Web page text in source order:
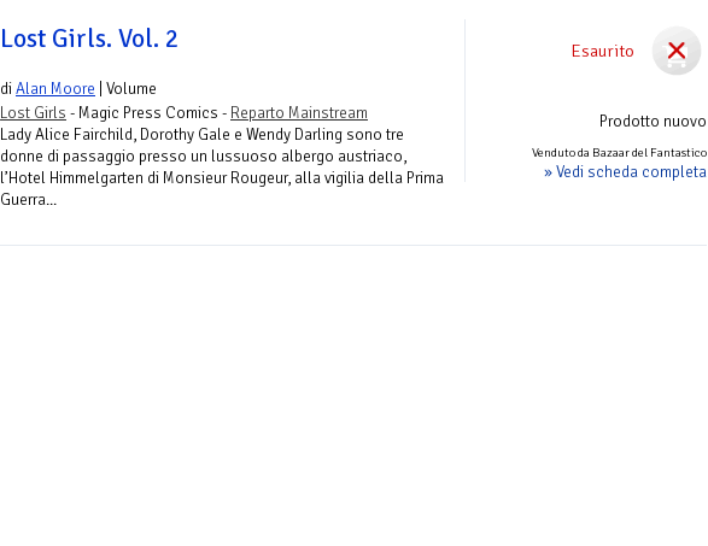
Esaurito
Prodotto nuovo
Venduto da Bazaar del Fantastico
» Vedi scheda completa
Lost Girls. Vol. 2
diAlan Moore | Volume
Lost Girls - Magic Press Comics - Reparto Mainstream
Lady Alice Fairchild, Dorothy Gale e Wendy Darling sono tre
donne di passaggio presso un lussuoso albergo austriaco,
l’Hotel Himmelgarten di Monsieur Rougeur, alla vigilia della Prima
Guerra...